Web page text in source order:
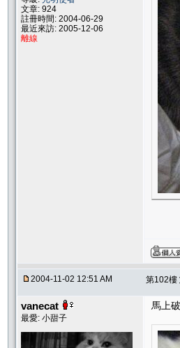
文章: 924
註冊時間: 2004-06-29
最近來訪: 2005-12-06
離線
2004-11-02 12:51 AM 第102樓
vanecat
最愛: 小甜子
馬上